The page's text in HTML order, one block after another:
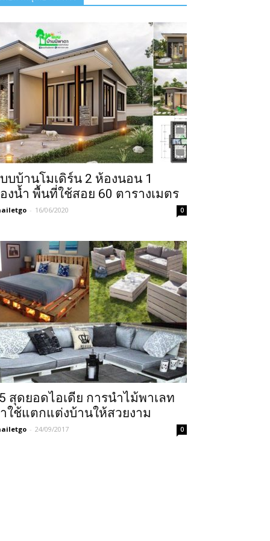
บบ้านโมเดิร์น 2 ห้องนอน 1
งน้ำ พื้นที่ใช้สอย 60 ตารางเมตร
- 16/06/2020 0
สุดยอดไอเดีย การนำไม้พาเลท
ใช้แตกแต่งบ้านให้สวยงาม
- 24/09/2017 0